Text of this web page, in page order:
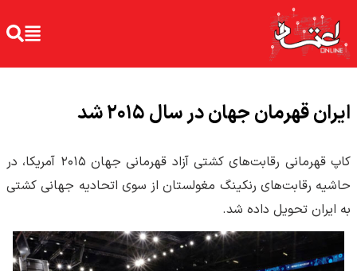
ایران قهرمان جهان در سال ۲۰۱۵ شد
کاپ قهرمانی رقابت‌های کشتی آزاد قهرمانی جهان ۲۰۱۵ آمریکا، در
حاشیه رقابت‌های رنکینگ مغولستان از سوی اتحادیه جهانی کشتی
به ایران تحویل داده شد.